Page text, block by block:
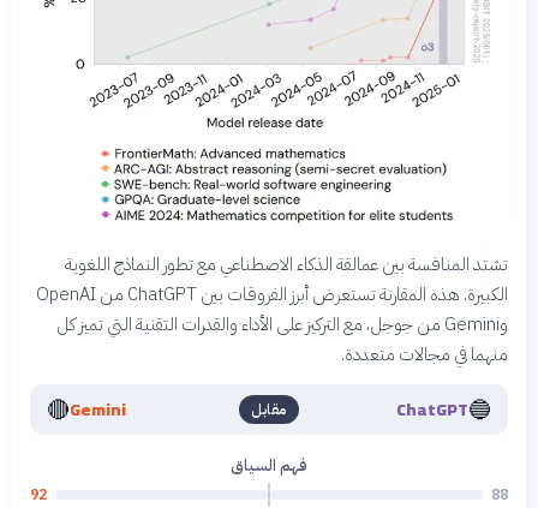
تشتد المنافسة بين عمالقة الذكاء الاصطناعي مع تطور النماذج اللغوية
الكبيرة. هذه المقارنة تستعرض أبرز الفروقات بين ChatGPT من OpenAI
وGemini من جوجل، مع التركيز على الأداء والقدرات التقنية التي تميز كل
منهما في مجالات متعددة.
🔵
ChatGPT مقابل Gemini
🔴
فهم السياق
88
92